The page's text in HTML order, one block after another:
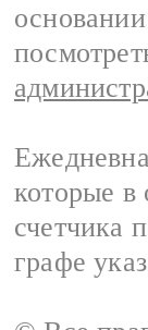
основании
которые
счетчика
графе